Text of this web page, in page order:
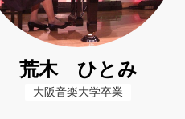
荒木 ひとみ
大阪音楽大学卒業